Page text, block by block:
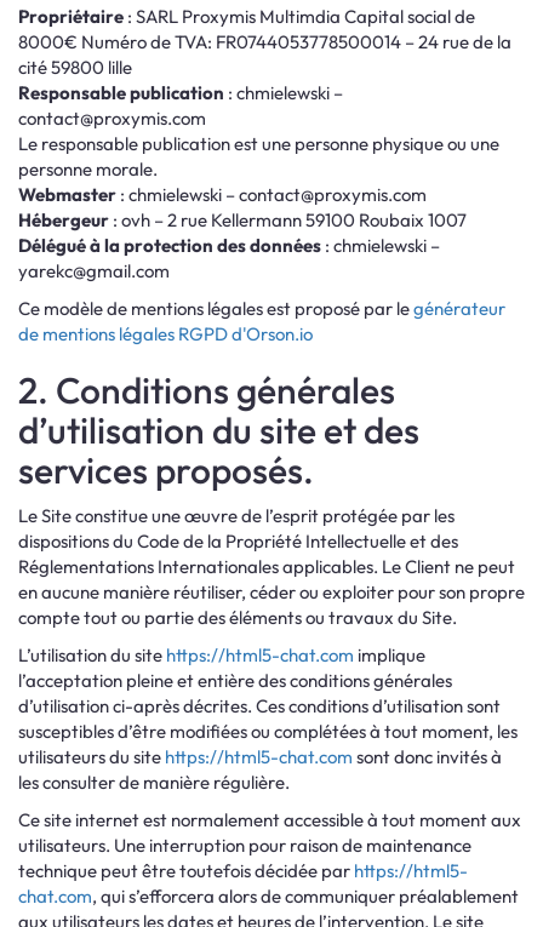
Propriétaire : SARL Proxymis Multimdia Capital social de
8000€ Numéro de TVA: FR0744053778500014 – 24 rue de la
cité 59800 lille
Responsable publication : chmielewski –
contact@proxymis.com
Le responsable publication est une personne physique ou une
personne morale.
Webmaster : chmielewski –contact@proxymis.com
Hébergeur : ovh – 2 rue Kellermann 59100 Roubaix 1007
Délégué à la protection des données : chmielewski –
yarekc@gmail.com
Ce modèle de mentions légales est proposé par legénérateur
de mentions légales RGPD d'Orson.io
2. Conditions générales
d’utilisation du site et des
services proposés.
Le Site constitue une œuvre de l’esprit protégée par les
dispositions du Code de la Propriété Intellectuelle et des
Réglementations Internationales applicables. Le Client ne peut
en aucune manière réutiliser, céder ou exploiter pour son propre
compte tout ou partie des éléments ou travaux du Site.
L’utilisation du site https://html5-chat.com implique
l’acceptation pleine et entière des conditions générales
d’utilisation ci-après décrites. Ces conditions d’utilisation sont
susceptibles d’être modifiées ou complétées à tout moment, les
utilisateurs du site https://html5-chat.com sont donc invités à
les consulter de manière régulière.
Ce site internet est normalement accessible à tout moment aux
utilisateurs. Une interruption pour raison de maintenance
technique peut être toutefois décidée par https://html5-
chat.com, qui s’efforcera alors de communiquer préalablement
aux utilisateurs les dates et heures de l’intervention. Le site